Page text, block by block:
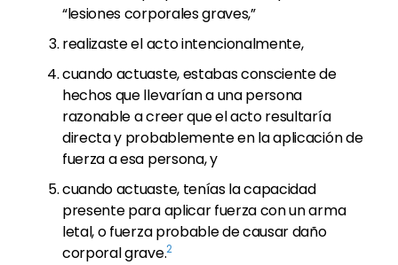
“lesiones corporales graves,”
realizaste el acto intencionalmente,
cuando actuaste, estabas consciente de
hechos que llevarían a una persona
razonable a creer que el acto resultaría
directa y probablemente en la aplicación de
fuerza a esa persona, y
cuando actuaste, tenías la capacidad
presente para aplicar fuerza con un arma
letal, o fuerza probable de causar daño
corporal grave.2